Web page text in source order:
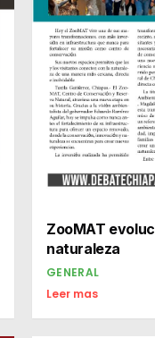
ZooMAT
naturaleza
GENERAL
Leer mas